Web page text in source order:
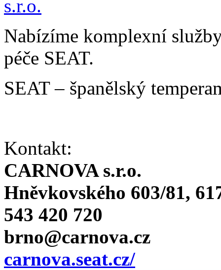
Nabízíme komplexní
péče SEAT.
SEAT – španělský
Kontakt:
CARNOVA s.r.o.
Hněvkovského 603/81,
543 420 720
brno@carnova.cz
carnova.seat.cz/